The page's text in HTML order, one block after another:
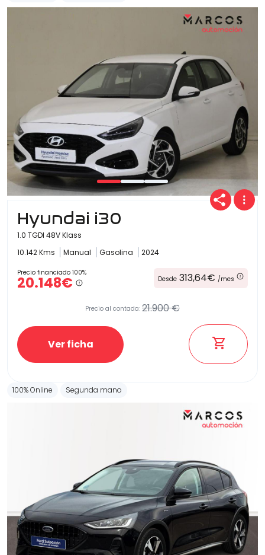
Hyundai i30
1.0 TGDI 48V Klass
10.142 Kms
Manual Gasolina 2024
Precio financiado 100%
20.148€ Desde 313,64€ /mes
Precio al contado: 21.900 €
Ver ficha
100% Online Segunda mano